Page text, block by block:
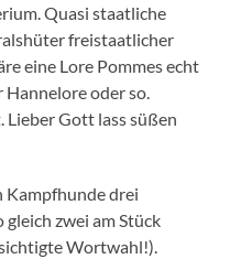
Quasi staatliche
freistaatlicher
eine Lore Pommes echt
Hannelore oder so.
Gott lass süßen
Kampfhunde drei
zwei am Stück
Wortwahl!).